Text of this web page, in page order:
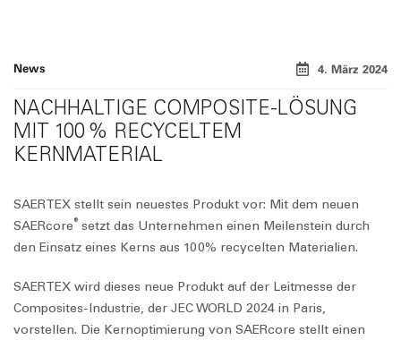
News 4. März 2024
NACHHALTIGE COMPOSITE-LÖSUNG
MIT 100 % RECYCELTEM
KERNMATERIAL
SAERTEX stellt sein neuestes Produkt vor: Mit dem neuen
SAERcore® setzt das Unternehmen einen Meilenstein durch
den Einsatz eines Kerns aus 100% recycelten Materialien.
SAERTEX wird dieses neue Produkt auf der Leitmesse der
Composites-Industrie, der JEC WORLD 2024 in Paris,
vorstellen. Die Kernoptimierung von SAERcore stellt einen